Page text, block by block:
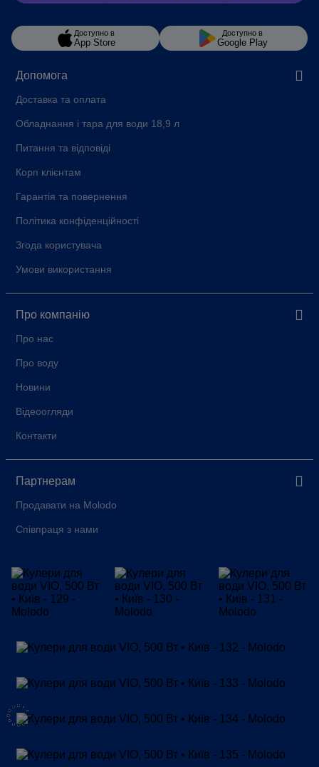
Допомога
Доставка та оплата
Обладнання і тара для води 18,9 л
Питання та відповіді
Корп клієнтам
Гарантія та повернення
Політика конфіденційності
Згода користувача
Умови використання
Про компанію
Про нас
Про воду
Новини
Відеоогляди
Контакти
Партнерам
Продавати на Molodo
Співпраця з нами
Доступно в
App Store
Доступно в
Google Play